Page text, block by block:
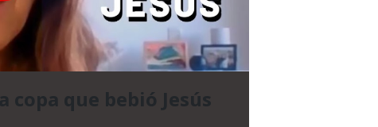
copa que bebió Jesús